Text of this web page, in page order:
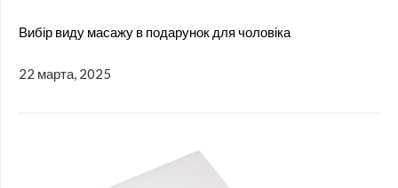
Вибір виду масажу в подарунок для чоловіка
22 марта, 2025